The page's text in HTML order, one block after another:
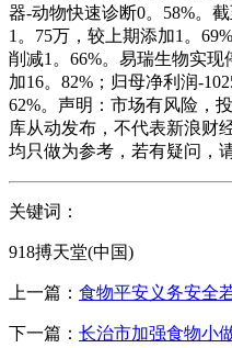
器-动物快速诊断0。58%。
1。75万，较上期添加1。
削减1。66%。易瑞生物实现
加16。82%；归母净利润-
62%。声明：市场有风险，
库从动发布，不代表新浪财
均只做为参考，若有疑问，
关键词：
918搏天堂(中国)
上一篇： 食物平安义务安全
下一篇： 长治市加强食物小